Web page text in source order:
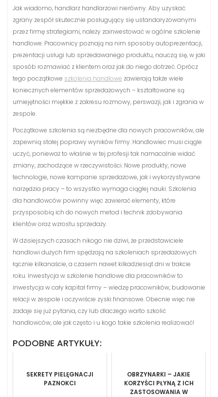
Jak wiadomo, handlarz handlarzowi nierówny. Aby uzyskać
zgrany zespół skutecznie posługujący się ustandaryzowanymi
przez firmę strategiami, należy zainwestować w ogólne szkolenie
handlowe. Pracownicy poznają na nim sposoby autoprezentacji,
prezentacji usługi lub sprzedawanego produktu, nauczą się, w jaki
sposób rozmawiać z klientem oraz jak do niego dotrzeć. Oprócz
tego początkowe szkolenia handlowe zawierają także wiele
koniecznych elementów sprzedażowych – kształtowane są
umiejętności miękkie z zakresu rozmowy, perswazji, jak i zgrania w
zespole.
Początkowe szkolenia są niezbędne dla nowych pracowników, ale
zapewnią stałej poprawy wyników firmy. Handlowiec musi ciągle
uczyć, ponieważ to właśnie w tej profesji tak namacalnie widać
zmiany, zachodzące w rzeczywistości. Nowe produkty, nowe
technologie, nowe kampanie sprzedażowe, jak i wykorzystywane
narzędzia pracy – to wszystko wymaga ciągłej nauki. Szkolenia
dla handlowców powinny więc zawierać elementy, które
przysposobią ich do nowych metod i technik zdobywania
klientów oraz wzrostu sprzedaży.
W dzisiejszych czasach nikogo nie dziwi, że przedstawiciele
handlowi dużych firm spędzają na szkoleniach sprzedażowych
łącznie kilkanaście, a czasem nawet kilkadziesiąt dni w trakcie
roku. Inwestycja w szkolenie handlowe dla pracowników to
inwestycja w cały kapitał firmy – wiedzę pracowników, budowanie
relacji w zespole i oczywiście zyski finansowe. Obecnie więc nie
zadaje się już pytania, czy lub dlaczego warto szkolić
handlowców, ale jak często i u kogo takie szkolenia realizować!
PODOBNE ARTYKUŁY:
SEKRETY PIELĘGNACJI
PAZNOKCI
OBRZYNARKI – JAKIE
KORZYŚCI PŁYNĄ Z ICH
ZASTOSOWANIA W